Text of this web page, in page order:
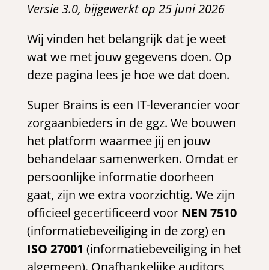
Versie 3.0, bijgewerkt op 25 juni 2026
Wij vinden het belangrijk dat je weet
wat we met jouw gegevens doen. Op
deze pagina lees je hoe we dat doen.
Super Brains is een IT-leverancier voor
zorgaanbieders in de ggz. We bouwen
het platform waarmee jij en jouw
behandelaar samenwerken. Omdat er
persoonlijke informatie doorheen
gaat, zijn we extra voorzichtig. We zijn
officieel gecertificeerd voor NEN 7510
(informatiebeveiliging in de zorg) en
ISO 27001 (informatiebeveiliging in het